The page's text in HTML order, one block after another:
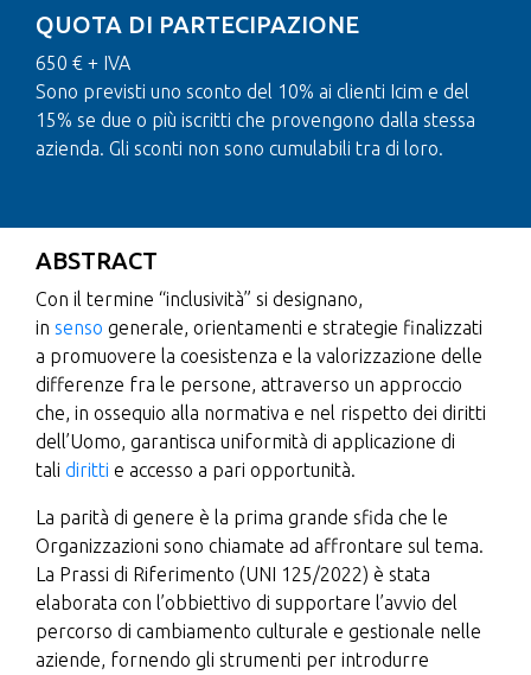
QUOTA DI PARTECIPAZIONE
650 € + IVA
Sono previsti uno sconto del 10% ai clienti Icim e del
15% se due o più iscritti che provengono dalla stessa
azienda. Gli sconti non sono cumulabili tra di loro.
ABSTRACT
Con il termine “inclusività” si designano,
in senso generale, orientamenti e strategie finalizzati
a promuovere la coesistenza e la valorizzazione delle
differenze fra le persone, attraverso un approccio
che, in ossequio alla normativa e nel rispetto dei diritti
dell’Uomo, garantisca uniformità di applicazione di
tali diritti e accesso a pari opportunità.
La parità di genere è la prima grande sfida che le
Organizzazioni sono chiamate ad affrontare sul tema.
La Prassi di Riferimento (UNI 125/2022) è stata
elaborata con l’obbiettivo di supportare l’avvio del
percorso di cambiamento culturale e gestionale nelle
aziende, fornendo gli strumenti per introdurre